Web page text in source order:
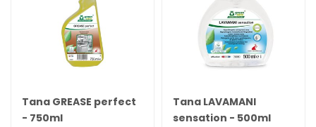
Tana GREASE perfect
- 750ml
Tana LAVAMANI
sensation - 500ml